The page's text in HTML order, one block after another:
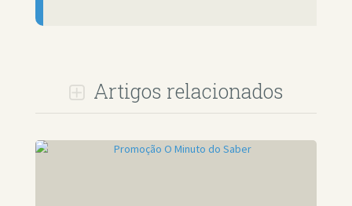
Artigos relacionados